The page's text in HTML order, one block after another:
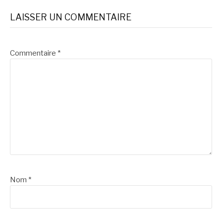
suite
LAISSER UN COMMENTAIRE
Commentaire *
Nom *